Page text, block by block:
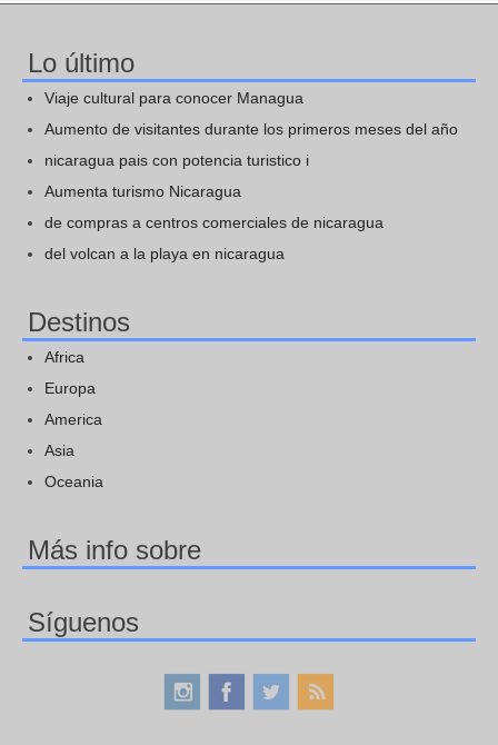
Lo último
Viaje cultural para conocer Managua
Aumento de visitantes durante los primeros meses del año
nicaragua pais con potencia turistico i
Aumenta turismo Nicaragua
de compras a centros comerciales de nicaragua
del volcan a la playa en nicaragua
Destinos
Africa
Europa
America
Asia
Oceania
Más info sobre
Síguenos